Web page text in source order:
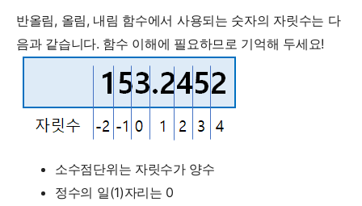
반올림, 올림, 내림 함수에서 사용되는 숫자의 자릿수는 다
음과 같습니다. 함수 이해에 필요하므로 기억해 두세요!
소수점단위는 자릿수가 양수
정수의 일(1)자리는 0